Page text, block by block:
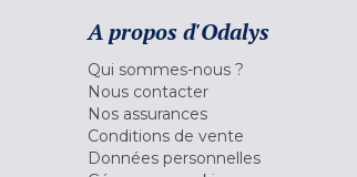
A propos d'Odalys
Qui sommes-nous ?
Nous contacter
Nos assurances
Conditions de vente
Données personnelles